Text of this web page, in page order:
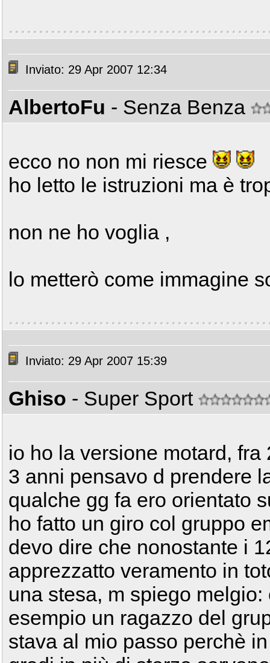
Inviato: 29 Apr 2007 12:34
AlbertoFu - Senza Benza
ecco no non mi riesce
ho letto le istruzioni ma è
non ne ho voglia ,
lo metterò come immagine
Inviato: 29 Apr 2007 15:39
Ghiso - Super Sport
io ho la versione motard,
3 anni pensavo d prendere
qualche gg fa ero orientato
ho fatto un giro col gruppo
devo dire che nonostante i
apprezzatto veramento in
una stesa, m spiego
esempio un ragazzo del
stava al mio passo perchè